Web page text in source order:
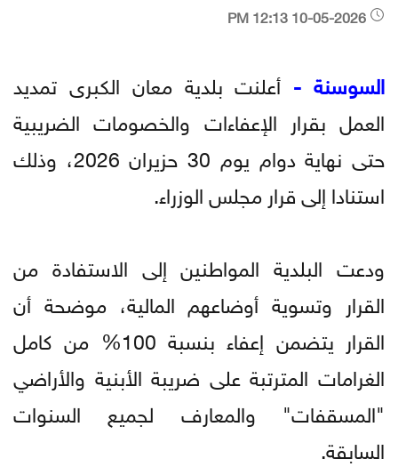
السوسنة - أعلنت بلدية معان الكبرى تمديد
العمل بقرار الإعفاءات والخصومات الضريبية
حتى نهاية دوام يوم 30 حزيران 2026، وذلك
استنادا إلى قرار مجلس الوزراء.
ودعت البلدية المواطنين إلى الاستفادة من
القرار وتسوية أوضاعهم المالية، موضحة أن
القرار يتضمن إعفاء بنسبة 100% من كامل
الغرامات المترتبة على ضريبة الأبنية والأراضي
"المسقفات" والمعارف لجميع السنوات
السابقة.